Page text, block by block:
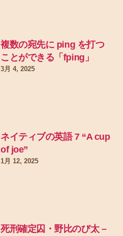
複数の宛先に ping を打つ
ことができる「fping」
3月 4, 2025
ネイティブの英語 7 “A cup
of joe”
1月 12, 2025
死刑確定囚・野比のび太 –